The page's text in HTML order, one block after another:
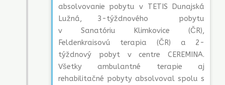
absolvovanie pobytu v TETIS Dunajská
Lužná, 3-týždnového pobytu
v Sanatóriu Klimkovice (ČR),
Feldenkraisovú terapia (ČR) a 2-
týždnový pobyt v centre CEREMINA.
Všetky ambulantné terapie aj
rehabilitačné pobyty absolvoval spolu s